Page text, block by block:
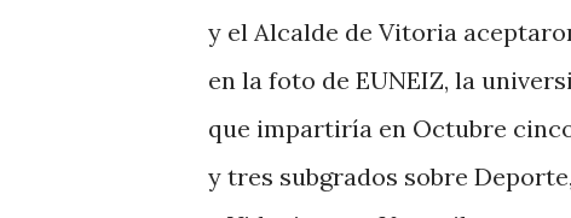
y el Alcalde de Vitoria
en la foto de EUNEIZ, la
que impartiría en Octubre
y tres subgrados sobre